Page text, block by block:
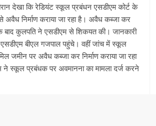
देखा कि रेडियंट स्कूल प्रबंधन एसडीएम कोर्ट के
निर्माण कराया जा रहा है। अवैध कब्जा कर
बाद कुलपति ने एसडीएम से शिकयत की। जानकारी
बीएल गजपाल पहुंचे। वहीं जांच में स्कूल
जमीन पर अवैध कब्जा कर निर्माण कराया जा रहा
ने स्कूल प्रबंधक पर अवमानना का मामला दर्ज करने